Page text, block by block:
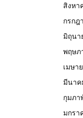
สิงหา
กรกฎ
มิถุนา
พฤษภ
เมษา
มีนาค
กุมภา
มกรา